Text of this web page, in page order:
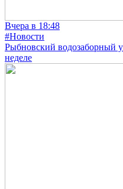
Вчера в 18:48
#Новости
Рыбновский водозаборный
неделе